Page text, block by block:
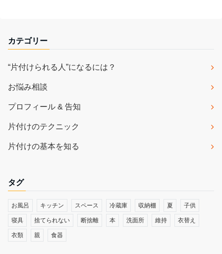
カテゴリー
“片付けられる人”になるには？
お悩み相談
プロフィール & 告知
片付けのテクニック
片付けの基本を知る
タグ
お風呂 キッチン スペース 冷蔵庫 収納棚 夏 子供
寝具 捨てられない 断捨離 本 洗面所 維持 衣替え
衣類 親 食器